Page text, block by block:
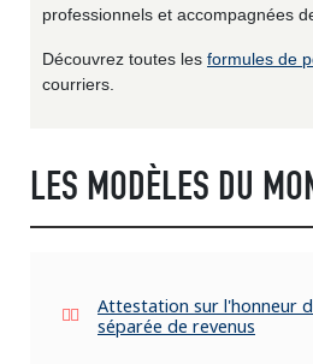
professionnels et accompagnées
Découvrez toutes les formules de
courriers.
LES MODÈLES DU
Attestation sur l'honneur
séparée de revenus